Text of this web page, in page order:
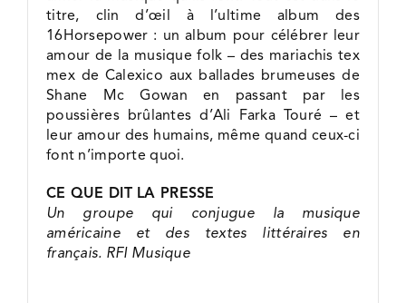
titre, clin d’œil à l’ultime album des
16Horsepower : un album pour célébrer leur
amour de la musique folk – des mariachis tex
mex de Calexico aux ballades brumeuses de
Shane Mc Gowan en passant par les
poussières brûlantes d’Ali Farka Touré – et
leur amour des humains, même quand ceux-ci
font n’importe quoi.
CE QUE DIT LA PRESSE
Un groupe qui conjugue la musique
américaine et des textes littéraires en
français. RFI Musique